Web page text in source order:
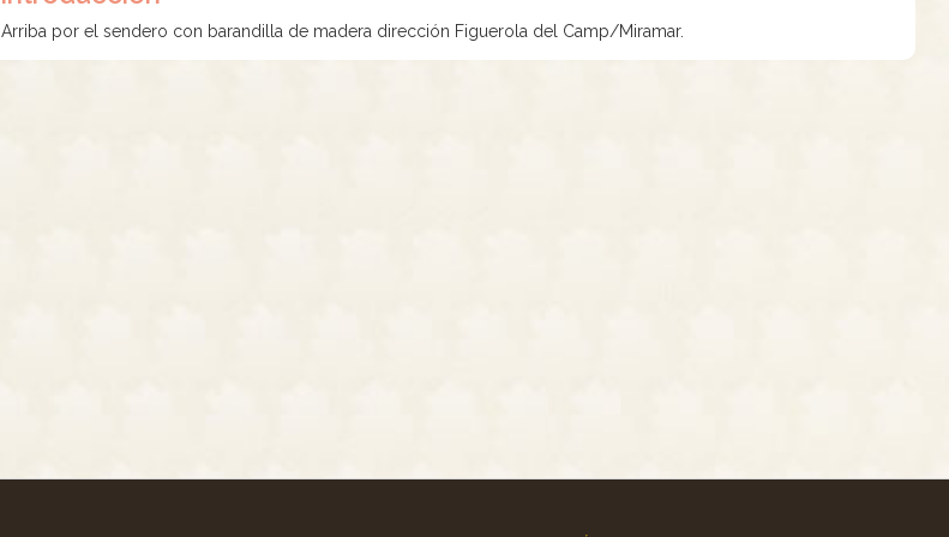
Arriba por el sendero con barandilla de madera dirección Figuerola del Camp/Miramar.